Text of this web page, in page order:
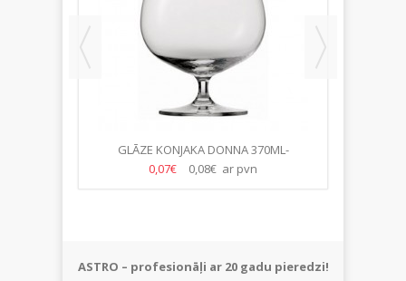
GLĀZE KONJAKA DONNA 370ML-
(24.GB/KASTE)
0,07€ 0,08€ ar pvn
ASTRO – profesionāļi ar 20 gadu pieredzi!